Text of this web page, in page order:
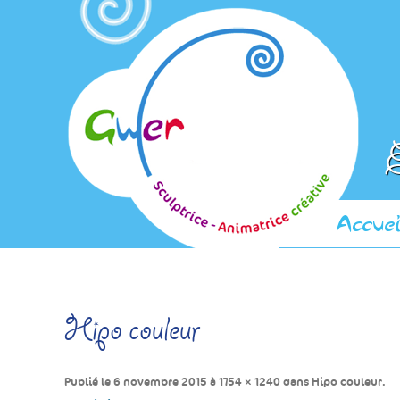
Hipo couleur
Publié le6 novembre 2015 à1754 × 1240 dans Hipo couleur.